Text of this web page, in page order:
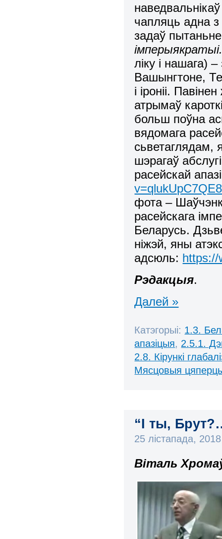
чапляць адна
задаў
ліку і нашага)
Вашынгтоне,
і іроніі.
атрымаў
больш поўна
вядомага
сьветаглядам,
шэрагаў
расейскай
v=qlukUpC7QE8
фота –
расейскага
Беларусь.
ніжэй, яны
адсюль: https://
Рэдакцыя.
Далей »
Катэгорыі: 1.3.
апазіцыя, 2.5.1.
2.8. Кірункі
Мясцовыя
“І ты,
25 лістапада,
Віталь